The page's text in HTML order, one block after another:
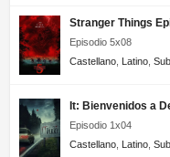
Stranger Things
Episodio 5x08
Castellano Latino
It: Bienvenidos a
Episodio 1x04
Castellano Latino